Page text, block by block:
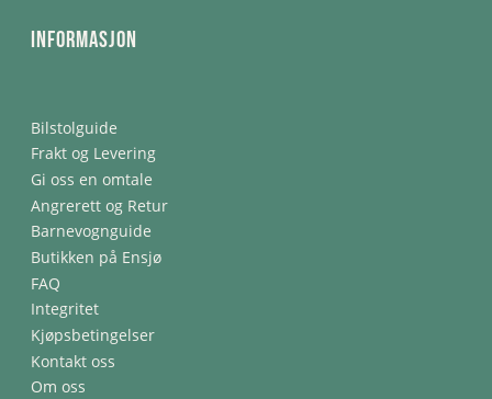
Informasjon
Bilstolguide
Frakt og Levering
Gi oss en omtale
Angrerett og Retur
Barnevognguide
Butikken på Ensjø
FAQ
Integritet
Kjøpsbetingelser
Kontakt oss
Om oss